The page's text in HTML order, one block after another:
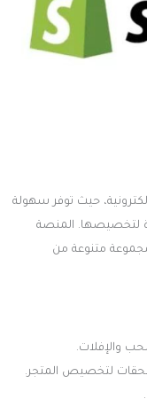
حيث توفر سهولة
لتخصيصها. المنصة
متنوعة من
والإفلات.
لتخصيص المتجر.